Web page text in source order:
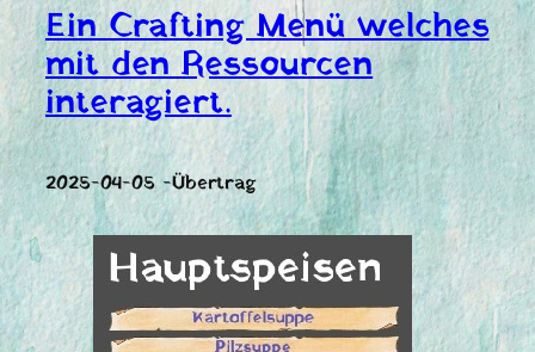
Ein Crafting Menü welches
mit den Ressourcen
interagiert.
2025-04-05 -Übertrag